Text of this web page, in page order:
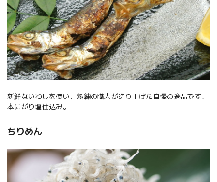
新鮮ないわしを使い、熟練の職人が造り上げた自慢の逸品です。
本にがり塩仕込み。
ちりめん